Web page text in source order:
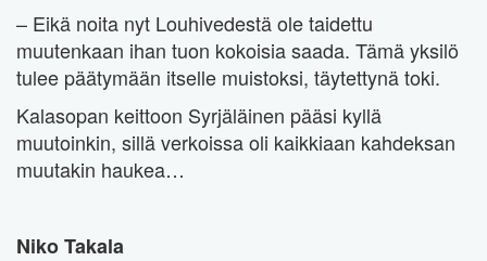
– Eikä noita nyt Louhivedestä ole taidettu
muutenkaan ihan tuon kokoisia saada. Tämä yksilö
tulee päätymään itselle muistoksi, täytettynä toki.
Kalasopan keittoon Syrjäläinen pääsi kyllä
muutoinkin, sillä verkoissa oli kaikkiaan kahdeksan
muutakin haukea…
Niko Takala